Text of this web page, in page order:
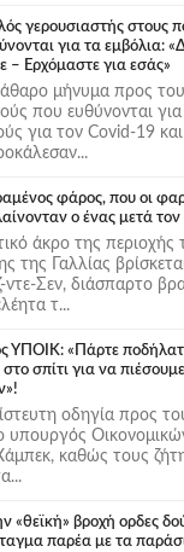
γερουσιαστής στους
για τα εμβόλια:
– Ερχόμαστε για εσάς»
μήνυμα προς
που ευθύνονται
για τον Covid-19 και
φάρος, που οι
ο ένας μετά
άκρο της περιοχής
της Γαλλίας
ντε-Σεν, διάσπαρτο
τ...
ΥΠΟΙΚ: «Πάρτε
σπίτι για να
οδηγία προς
υπουργός
καθώς τους
«θεϊκή» βροχή ορδες
παρέα με τα